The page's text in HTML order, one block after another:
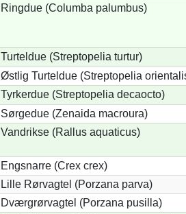
Ringdue (Columba palumbus)
Turteldue (Streptopelia turtur)
Østlig Turteldue (Streptopelia
Tyrkerdue (Streptopelia decaocto)
Sørgedue (Zenaida macroura)
Vandrikse (Rallus aquaticus)
Engsnarre (Crex crex)
Lille Rørvagtel (Porzana parva)
Dværgrørvagtel (Porzana pusilla)